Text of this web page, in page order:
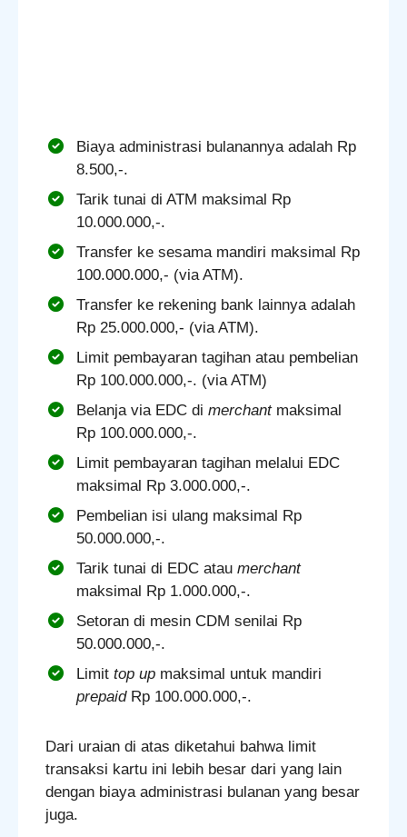
Biaya administrasi bulanannya adalah Rp
8.500,-.
Tarik tunai di ATM maksimal Rp
10.000.000,-.
Transfer ke sesama mandiri maksimal Rp
100.000.000,- (via ATM).
Transfer ke rekening bank lainnya adalah
Rp 25.000.000,- (via ATM).
Limit pembayaran tagihan atau pembelian
Rp 100.000.000,-. (via ATM)
Belanja via EDC di merchantmaksimal
Rp 100.000.000,-.
Limit pembayaran tagihan melalui EDC
maksimal Rp 3.000.000,-.
Pembelian isi ulang maksimal Rp
50.000.000,-.
Tarik tunai di EDC atau merchant
maksimal Rp 1.000.000,-.
Setoran di mesin CDM senilai Rp
50.000.000,-.
Limit top up maksimal untuk mandiri
prepaidRp 100.000.000,-.
Dari uraian di atas diketahui bahwa limit
transaksi kartu ini lebih besar dari yang lain
dengan biaya administrasi bulanan yang besar
juga.